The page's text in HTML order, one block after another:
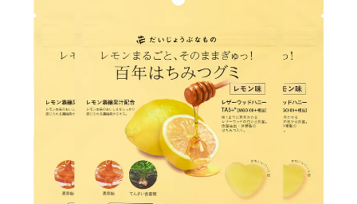
【3個セット】だ
の 百年はちみ
(税込)